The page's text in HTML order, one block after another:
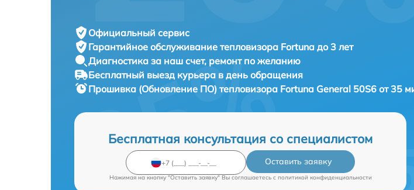
Официальный сервис
Гарантийное обслуживание тепловизора Fortuna до 3 лет
Диагностика за наш счет, ремонт по желанию
Бесплатный выезд курьера в день обращения
Прошивка (Обновление ПО) тепловизора Fortuna General 50S6 от 35
Бесплатная консультация со специалистом
Оставить заявку
Нажимая на кнопку "Оставить заявку" Вы соглашаетесь c политикой конфиденциальности